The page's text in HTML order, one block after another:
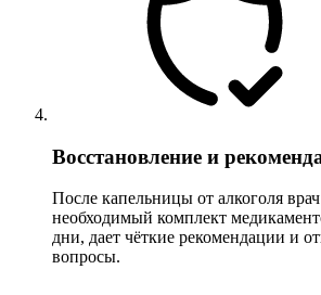
Восстановление и
После капельницы от алкоголя врач
необходимый комплект
дни, дает чёткие рекомендации и
вопросы.